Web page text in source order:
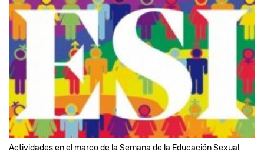
Actividades en el marco de la Semana de la Educación Sexual